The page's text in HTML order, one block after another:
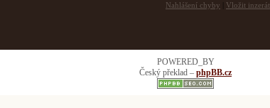
Nahlášení chyby Vložit inzerát
POWERED_BY
Český překlad – phpBB.cz